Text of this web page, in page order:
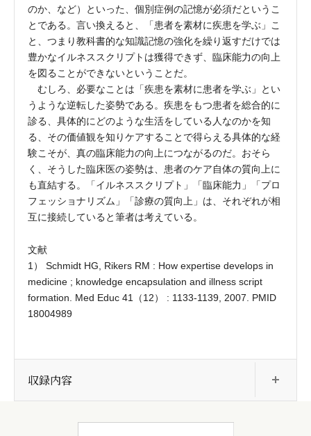
のか、など）といった、個別症例の記憶が必須だというこ
とである。言い換えると、「患者を素材に疾患を学ぶ」こ
と、つまり教科書的な知識記憶の強化を繰り返すだけでは
豊かなイルネススクリプトは獲得できず、臨床能力の向上
を図ることができないということだ。
むしろ、必要なことは「疾患を素材に患者を学ぶ」とい
うような逆転した姿勢である。疾患をもつ患者を総合的に
診る、具体的にどのような生活をしている人なのかを知
る、その価値観を知りケアすることで得らえる具体的な経
験こそが、真の臨床能力の向上につながるのだ。おそら
く、そうした臨床医の姿勢は、患者のケア自体の質向上に
も直結する。「イルネススクリプト」「臨床能力」「プロ
フェッショナリズム」「診療の質向上」は、それぞれが相
互に接続していると筆者は考えている。
文献
1） Schmidt HG, Rikers RM : How expertise develops in
medicine ; knowledge encapsulation and illness script
formation. Med Educ 41（12） : 1133-1139, 2007. PMID
18004989
収録内容